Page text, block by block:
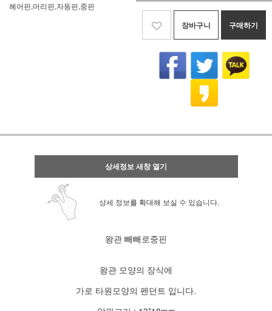
헤어핀,머리핀,자동핀,중핀
장바구니 구매하기
상세정보 새창 열기
상세 정보를 확대해 보실 수 있습니다.
왕관 빼빼로중핀
왕관 모양의 장식에
가로 타원모양의 펜던트 입니다.